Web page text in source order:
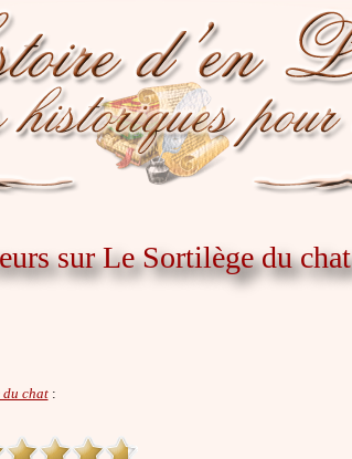
sur Le Sortilège du chat
du chat: